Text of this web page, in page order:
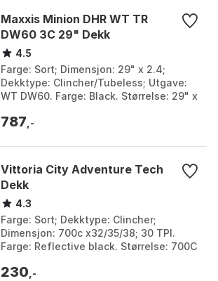
Maxxis Minion DHR WT TR
DW60 3C 29" Dekk
4.5
Farge: Sort; Dimensjon: 29" x 2.4;
Dekktype: Clincher/Tubeless; Utgave:
WT DW60. Farge: Black. Størrelse: 29" x
787 ,-
Vittoria City Adventure Tech
Dekk
4.3
Farge: Sort; Dekktype: Clincher;
Dimensjon: 700c x32/35/38; 30 TPI.
Farge: Reflective black. Størrelse: 700C
230 ,-